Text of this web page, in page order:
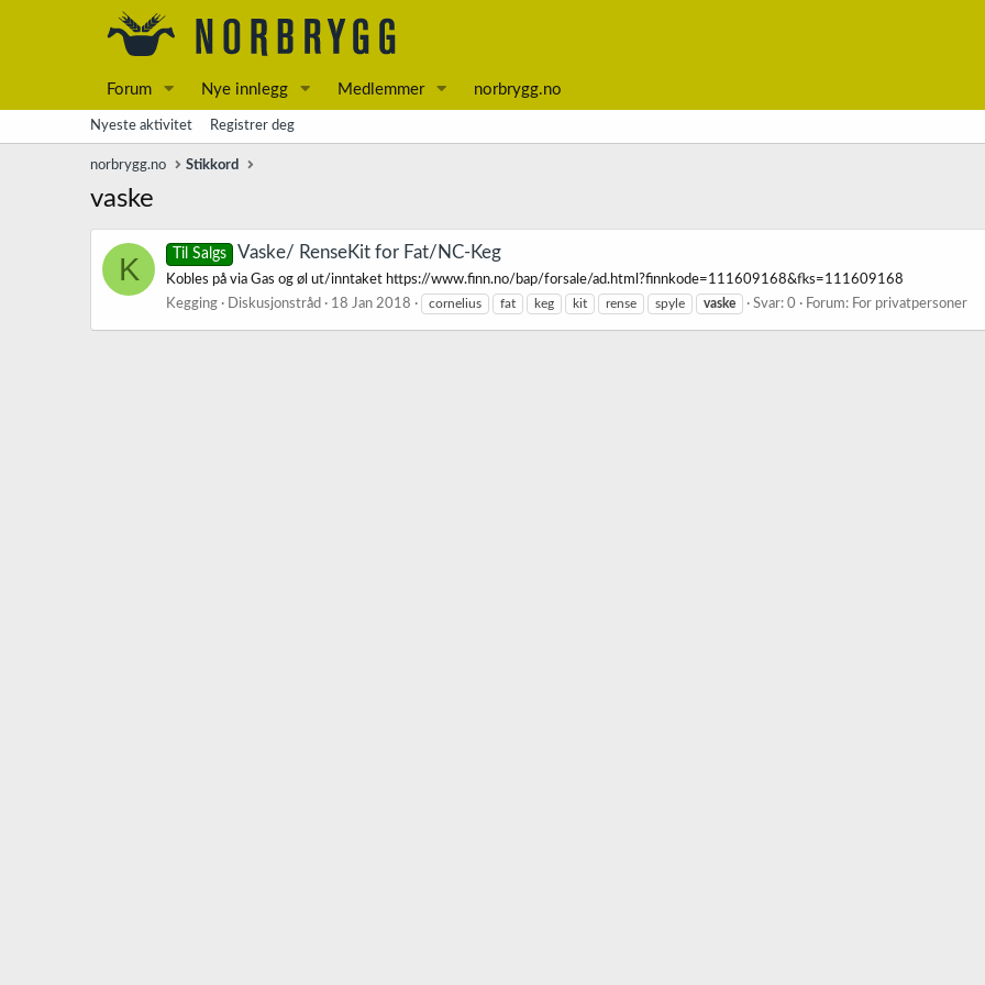
Forum Nye innlegg Medlemmer norbrygg.no
Nyeste aktivitet Registrer deg
norbrygg.no Stikkord
vaske
K Til Salgs Vaske/ RenseKit for Fat/NC-Keg
Kobles på via Gas og øl ut/inntaket https://www.finn.no/bap/forsale/ad.html?finnkode=111609168&fks=111609168
Kegging
Diskusjonstråd 18 Jan 2018 cornelius fat keg kit rense spyle vaske Svar: 0 Forum: For privatpersoner